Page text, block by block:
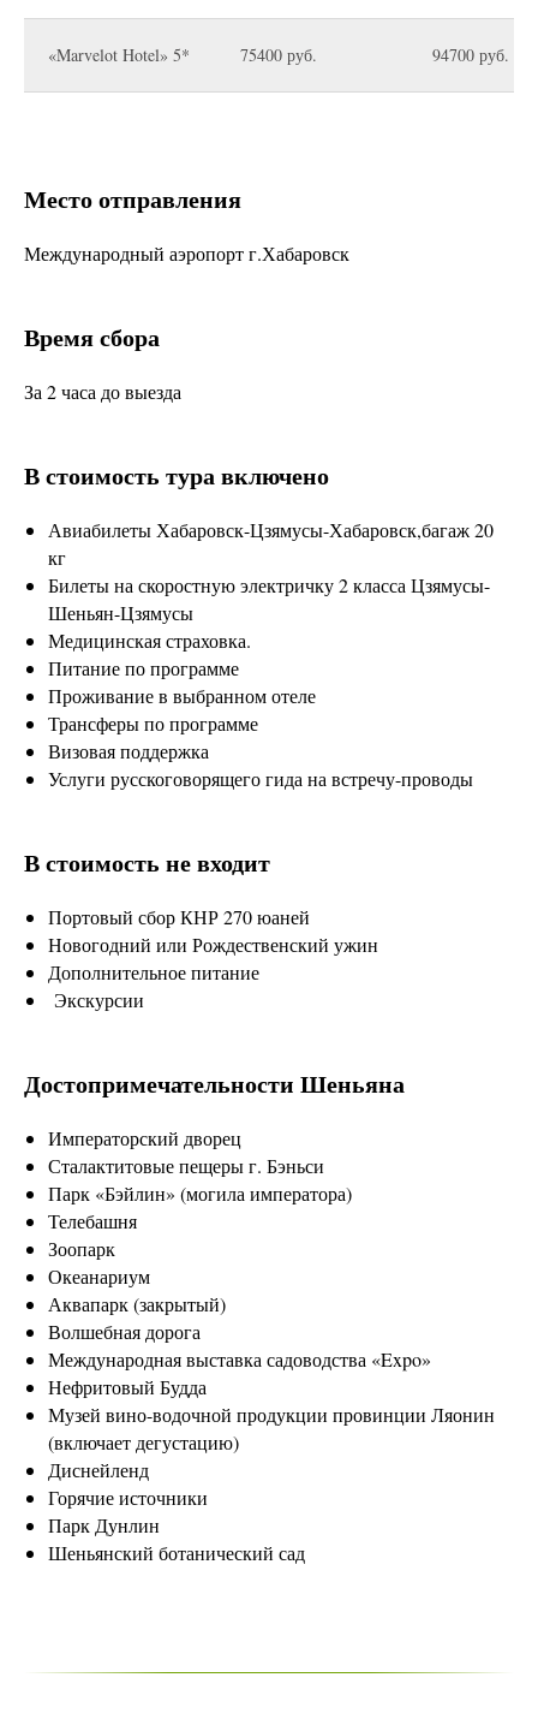
«Marvelot Hotel» 5* 75400 руб. 94700 руб.
Место отправления
Международный аэропорт г.Хабаровск
Время сбора
За 2 часа до выезда
В стоимость тура включено
Авиабилеты Хабаровск-Цзямусы-Хабаровск,багаж 20
кг
Билеты на скоростную электричку 2 класса Цзямусы-
Шеньян-Цзямусы
Медицинская страховка.
Питание по программе
Проживание в выбранном отеле
Трансферы по программе
Визовая поддержка
Услуги русскоговорящего гида на встречу-проводы
В стоимость не входит
Портовый сбор КНР 270 юаней
Новогодний или Рождественский ужин
Дополнительное питание
Экскурсии
Достопримечательности Шеньяна
Императорский дворец
Сталактитовые пещеры г. Бэньси
Парк «Бэйлин» (могила императора)
Телебашня
Зоопарк
Океанариум
Аквапарк (закрытый)
Волшебная дорога
Международная выставка садоводства «Expo»
Нефритовый Будда
Музей вино-водочной продукции провинции Ляонин
(включает дегустацию)
Диснейленд
Горячие источники
Парк Дунлин
Шеньянский ботанический сад